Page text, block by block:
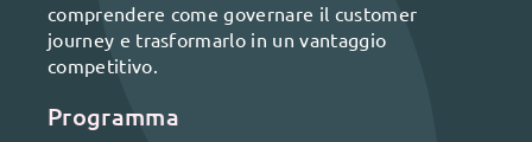
comprendere come governare il customer
journey e trasformarlo in un vantaggio
competitivo.
Programma